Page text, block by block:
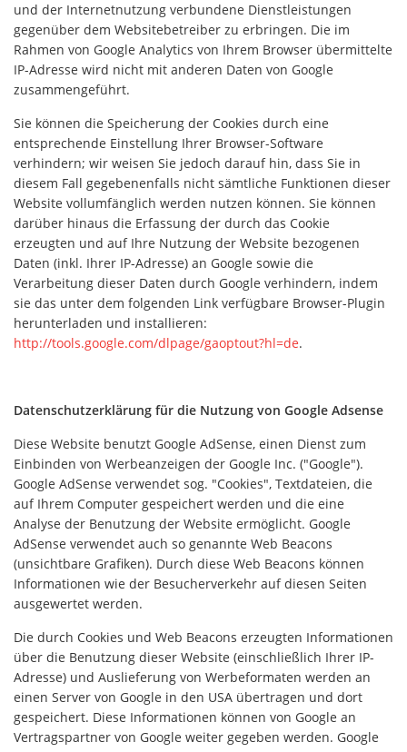
und der Internetnutzung verbundene Dienstleistungen
gegenüber dem Websitebetreiber zu erbringen. Die im
Rahmen von Google Analytics von Ihrem Browser übermittelte
IP-Adresse wird nicht mit anderen Daten von Google
zusammengeführt.
Sie können die Speicherung der Cookies durch eine
entsprechende Einstellung Ihrer Browser-Software
verhindern; wir weisen Sie jedoch darauf hin, dass Sie in
diesem Fall gegebenenfalls nicht sämtliche Funktionen dieser
Website vollumfänglich werden nutzen können. Sie können
darüber hinaus die Erfassung der durch das Cookie
erzeugten und auf Ihre Nutzung der Website bezogenen
Daten (inkl. Ihrer IP-Adresse) an Google sowie die
Verarbeitung dieser Daten durch Google verhindern, indem
sie das unter dem folgenden Link verfügbare Browser-Plugin
herunterladen und installieren:
http://tools.google.com/dlpage/gaoptout?hl=de.
Datenschutzerklärung für die Nutzung von Google Adsense
Diese Website benutzt Google AdSense, einen Dienst zum
Einbinden von Werbeanzeigen der Google Inc. ("Google").
Google AdSense verwendet sog. "Cookies", Textdateien, die
auf Ihrem Computer gespeichert werden und die eine
Analyse der Benutzung der Website ermöglicht. Google
AdSense verwendet auch so genannte Web Beacons
(unsichtbare Grafiken). Durch diese Web Beacons können
Informationen wie der Besucherverkehr auf diesen Seiten
ausgewertet werden.
Die durch Cookies und Web Beacons erzeugten Informationen
über die Benutzung dieser Website (einschließlich Ihrer IP-
Adresse) und Auslieferung von Werbeformaten werden an
einen Server von Google in den USA übertragen und dort
gespeichert. Diese Informationen können von Google an
Vertragspartner von Google weiter gegeben werden. Google